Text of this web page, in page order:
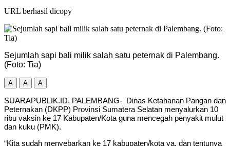
URL berhasil dicopy
Sejumlah sapi bali milik salah satu peternak di Palembang.
(Foto: Tia)
A A A
SUARAPUBLIK.ID, PALEMBANG- Dinas Ketahanan Pangan dan
Peternakan (DKPP) Provinsi Sumatera Selatan menyalurkan 10
ribu vaksin ke 17 Kabupaten/Kota guna mencegah penyakit mulut
dan kuku (PMK).
“Kita sudah menyebarkan ke 17 kabupaten/kota ya, dan tentunya